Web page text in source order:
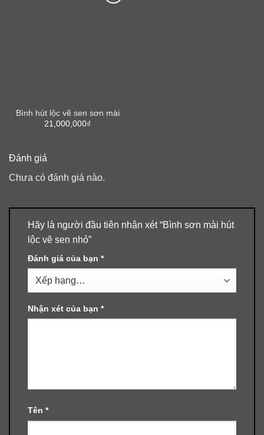
Bình hút lộc vẽ sen sơn mài
21,000,000₫
Đánh giá
Chưa có đánh giá nào.
Hãy là người đầu tiên nhận xét “Bình sơn mài hút
lộc vẽ sen nhỏ”
Đánh giá của bạn *
Nhận xét của bạn *
Tên *